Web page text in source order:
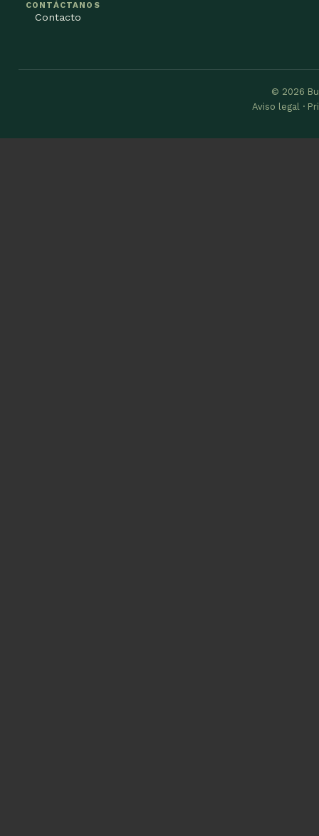
CONTÁCTANOS
Contacto
© 2026
Aviso legal ·